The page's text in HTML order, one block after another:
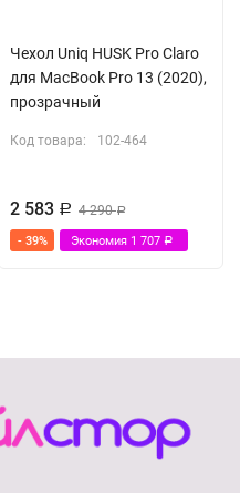
Чехол Uniq HUSK Pro Claro
для MacBook Pro 13 (2020),
прозрачный
Код товара: 102-464
2 583 Р 4 290Р
- 39% Экономия 1 707 Р